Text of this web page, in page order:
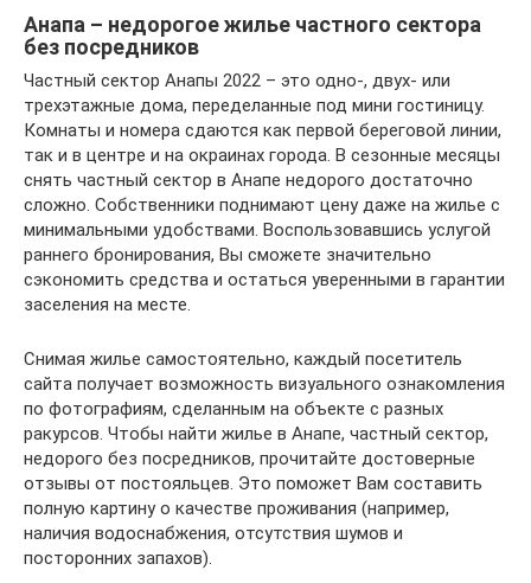
Анапа – недорогое жилье частного сектора
без посредников
Частный сектор Анапы 2022 – это одно-, двух- или
трехэтажные дома, переделанные под мини гостиницу.
Комнаты и номера сдаются как первой береговой линии,
так и в центре и на окраинах города. В сезонные месяцы
снять частный сектор в Анапе недорого достаточно
сложно. Собственники поднимают цену даже на жилье с
минимальными удобствами. Воспользовавшись услугой
раннего бронирования, Вы сможете значительно
сэкономить средства и остаться уверенными в гарантии
заселения на месте.
Снимая жилье самостоятельно, каждый посетитель
сайта получает возможность визуального ознакомления
по фотографиям, сделанным на объекте с разных
ракурсов. Чтобы найти жилье в Анапе, частный сектор,
недорого без посредников, прочитайте достоверные
отзывы от постояльцев. Это поможет Вам составить
полную картину о качестве проживания (например,
наличия водоснабжения, отсутствия шумов и
посторонних запахов).